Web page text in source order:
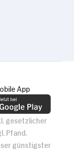
App
gesetzlicher
Pfand.
günstigster